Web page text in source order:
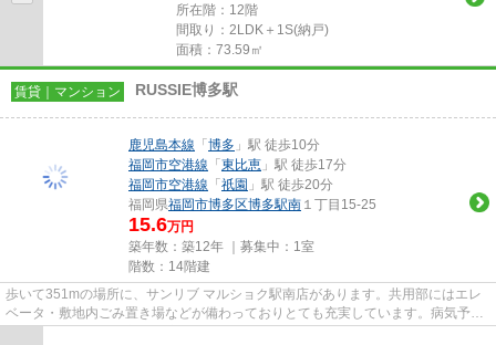
所在階：12階
間取り：2LDK＋1S(納戸)
面積：73.59㎡
賃貸｜マンション RUSSIE博多駅
鹿児島本線 「博多 」駅 徒歩10分
福岡市空港線 「東比恵 」駅 徒歩17分
福岡市空港線 「祇園 」駅 徒歩20分
福岡県福岡市博多区博多駅南 １丁目15-25
15.6万円
築年数：築12年 ｜募集中： 1室
階数：14階建
歩いて351mの場所に、サンリブ マルショク駅南店があります。共用部にはエレ
ベータ・敷地内ごみ置き場などが備わっておりとても充実しています。病気予防
にもなる、通気性の良い快適な...